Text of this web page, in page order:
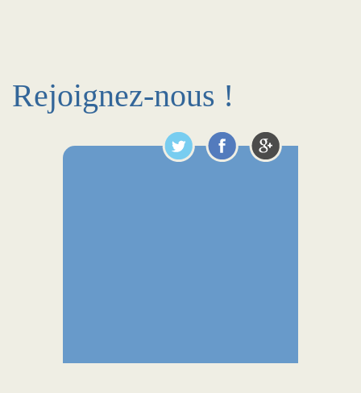
Rejoignez-nous !